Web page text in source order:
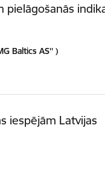
pielāgošanās
Baltics AS'' )
iespējām Latvijas